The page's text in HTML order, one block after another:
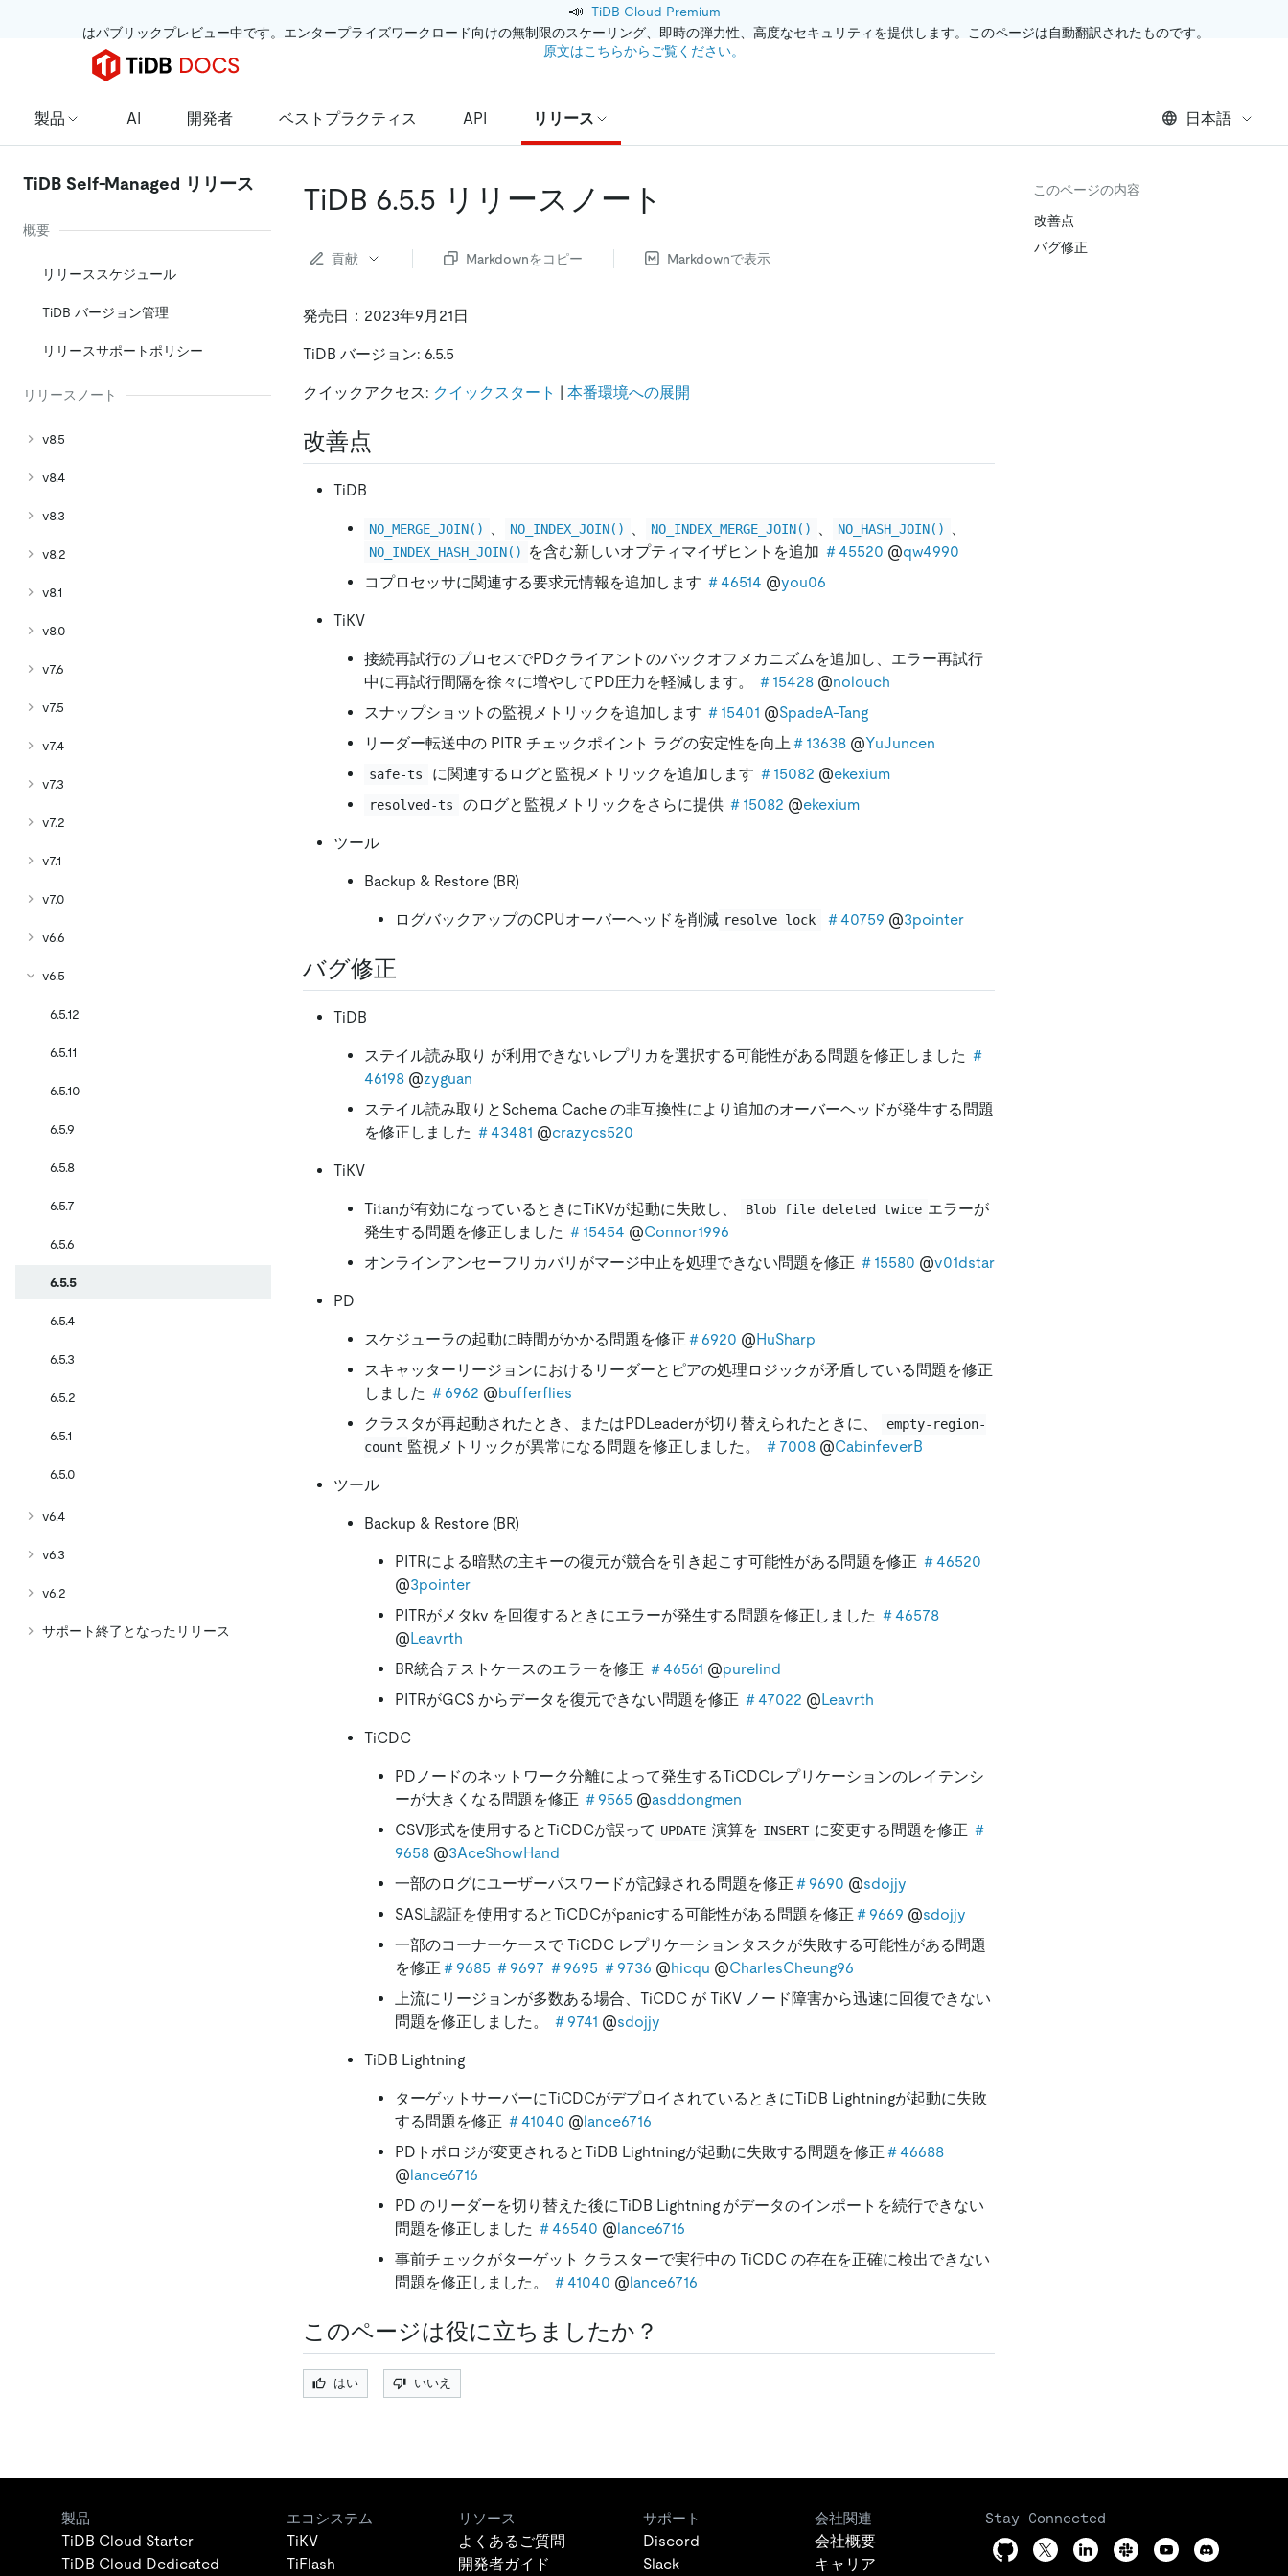
📣 TiDB Cloud Premium
はパブリックプレビュー中です。エンタープライズワークロード向けの無制限のスケーリング、即時の弾力性、高度なセキュリティを提供します。このページは自動翻訳されたものです。
原文はこちらからご覧ください。
製品 AI 開発者 ベストプラクティス API リリース 日本語
TiDB Self-Managed リリース
概要
リリーススケジュール
TiDB バージョン管理
リリースサポートポリシー
リリースノート
v8.5
v8.4
v8.3
v8.2
v8.1
v8.0
v7.6
v7.5
v7.4
v7.3
v7.2
v7.1
v7.0
v6.6
v6.5
6.5.12
6.5.11
6.5.10
6.5.9
6.5.8
6.5.7
6.5.6
6.5.5
6.5.4
6.5.3
6.5.2
6.5.1
6.5.0
v6.4
v6.3
v6.2
サポート終了となったリリース
TiDB 6.5.5 リリースノート
貢献 Markdownをコピー Markdownで表示
発売日：2023年9月21日
TiDB バージョン: 6.5.5
クイックアクセス: クイックスタート | 本番環境への展開
改善点
TiDB
NO_MERGE_JOIN() NO_INDEX_JOIN() NO_INDEX_MERGE_JOIN() NO_HASH_JOIN()
NO_INDEX_HASH_JOIN() を含む新しいオプティマイザヒントを追加 ＃45520 @qw4990
コプロセッサに関連する要求元情報を追加します ＃46514 @you06
TiKV
接続再試行のプロセスでPDクライアントのバックオフメカニズムを追加し、エラー再試行
中に再試行間隔を徐々に増やしてPD圧力を軽減します。
＃15428 @nolouch
スナップショットの監視メトリックを追加します ＃15401 @SpadeA-Tang
リーダー転送中の PITR チェックポイント ラグの安定性を向上 ＃13638 @YuJuncen
safe-ts に関連するログと監視メトリックを追加します ＃15082 @ekexium
resolved-ts のログと監視メトリックをさらに提供 ＃15082 @ekexium
ツール
Backup & Restore (BR)
ログバックアップのCPUオーバーヘッドを削減 resolve lock ＃40759 @3pointer
バグ修正
TiDB
ステイル読み取り が利用できないレプリカを選択する可能性がある問題を修正しました ＃
46198 @zyguan
ステイル読み取りとSchema Cache の非互換性により追加のオーバーヘッドが発生する問題
を修正しました ＃43481 @crazycs520
TiKV
Titanが有効になっているときにTiKVが起動に失敗し、 Blob file deleted twice エラーが
発生する問題を修正しました ＃15454 @Connor1996
オンラインアンセーフリカバリがマージ中止を処理できない問題を修正 ＃15580 @v01dstar
PD
スケジューラの起動に時間がかかる問題を修正 ＃6920 @HuSharp
スキャッターリージョンにおけるリーダーとピアの処理ロジックが矛盾している問題を修正
しました ＃6962 @bufferflies
クラスタが再起動されたとき、またはPDLeaderが切り替えられたときに、
empty-region-
count 監視メトリックが異常になる問題を修正しました。 ＃7008 @CabinfeverB
ツール
Backup & Restore (BR)
PITRによる暗黙の主キーの復元が競合を引き起こす可能性がある問題を修正 ＃46520
@3pointer
PITRがメタkv を回復するときにエラーが発生する問題を修正しました ＃46578
@Leavrth
BR統合テストケースのエラーを修正 ＃46561 @purelind
PITRがGCS からデータを復元できない問題を修正 ＃47022 @Leavrth
TiCDC
PDノードのネットワーク分離によって発生するTiCDCレプリケーションのレイテンシ
ーが大きくなる問題を修正 ＃9565 @asddongmen
CSV形式を使用するとTiCDCが誤って UPDATE 演算を INSERT に変更する問題を修正 ＃
9658 @3AceShowHand
一部のログにユーザーパスワードが記録される問題を修正 ＃9690 @sdojjy
SASL認証を使用するとTiCDCがpanicする可能性がある問題を修正 ＃9669 @sdojjy
一部のコーナーケースで TiCDC レプリケーションタスクが失敗する可能性がある問題
を修正 ＃9685 ＃9697 ＃9695 ＃9736 @hicqu @CharlesCheung96
上流にリージョンが多数ある場合、TiCDC が TiKV ノード障害から迅速に回復できない
問題を修正しました。
＃9741 @sdojjy
TiDB Lightning
ターゲットサーバーにTiCDCがデプロイされているときにTiDB Lightningが起動に失敗
する問題を修正 ＃41040 @lance6716
PDトポロジが変更されるとTiDB Lightningが起動に失敗する問題を修正 ＃46688
@lance6716
PD のリーダーを切り替えた後にTiDB Lightning がデータのインポートを続行できない
問題を修正しました ＃46540 @lance6716
事前チェックがターゲット クラスターで実行中の TiCDC の存在を正確に検出できない
問題を修正しました。
＃41040 @lance6716
このページは役に立ちましたか？
はい いいえ
このページの内容
改善点
バグ修正
製品
TiDB Cloud Starter
TiDB Cloud Dedicated
エコシステム
TiKV
TiFlash
リソース
よくあるご質問
開発者ガイド
サポート
Discord
Slack
会社関連
会社概要
キャリア
Stay Connected